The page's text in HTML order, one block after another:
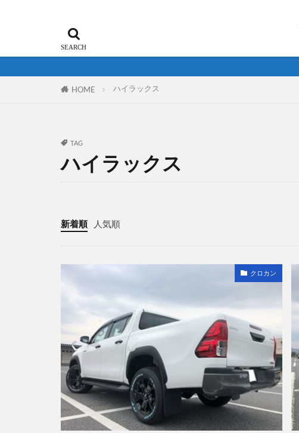
HOME ハイラックス
TAG
ハイラックス
新着順 人気順
クロカン